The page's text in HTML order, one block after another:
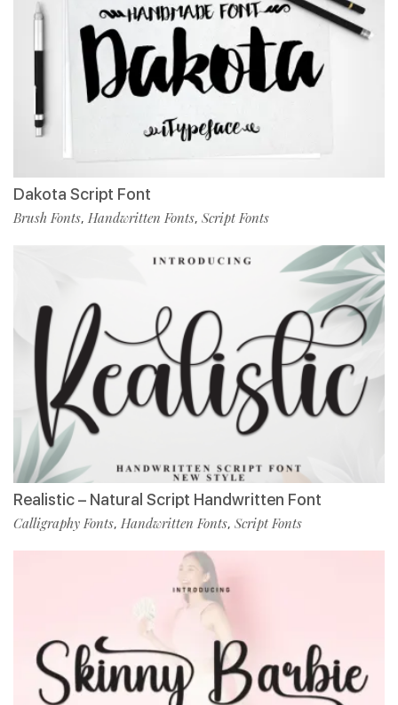
Dakota Script Font
Brush Fonts, Handwritten Fonts, Script Fonts
Realistic – Natural Script Handwritten Font
Calligraphy Fonts, Handwritten Fonts, Script Fonts